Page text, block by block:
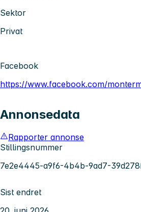
Sektor
Privat
Facebook
https://www.facebook.com/
Annonsedata
Rapporter annonse
Stillingsnummer
7e2e4445-a9f6-4b4b-9ad7-
Sist endret